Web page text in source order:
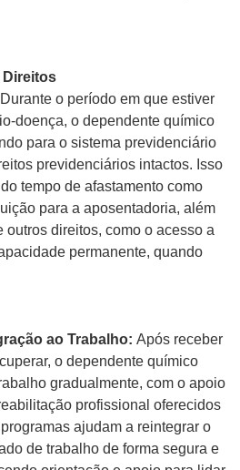
Direitos
Durante o período em que estiver
doença, o dependente químico
para o sistema previdenciário
previdenciários intactos. Isso
tempo de afastamento como
para a aposentadoria, além
outros direitos, como o acesso a
permanente, quando
ao Trabalho: Após receber
o dependente químico
gradualmente, com o apoio
profissional oferecidos
ajudam a reintegrar o
de trabalho de forma segura e